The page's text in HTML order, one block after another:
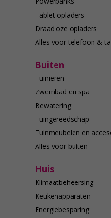
Tablet opladers
Draadloze opladers
Alles voor telefoon &
Buiten
Tuinieren
Zwembad en spa
Bewatering
Tuingereedschap
Tuinmeubelen en
Alles voor buiten
Huis
Klimaatbeheersing
Keukenapparaten
Energiebesparing